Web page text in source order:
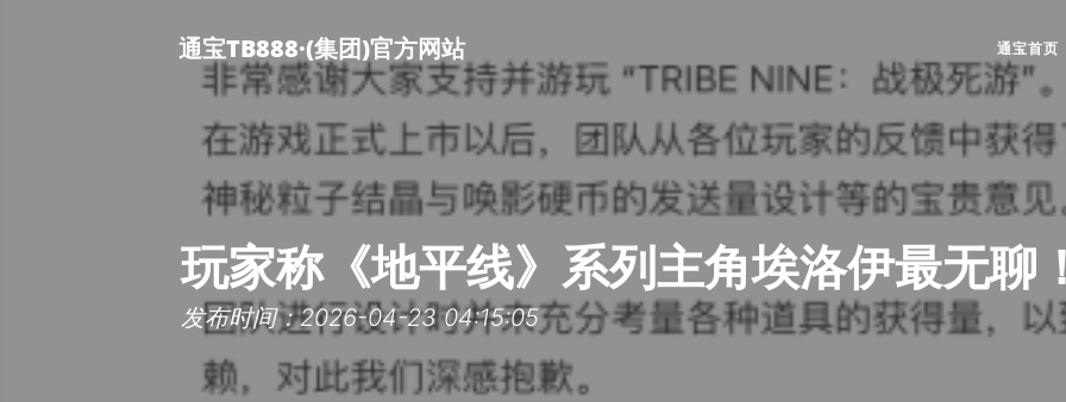
通宝TB888·(集团)官方网站 通宝首页
玩家称《地平线》系列主角埃洛伊最无聊
发布时间：2026-04-23 04:15:05